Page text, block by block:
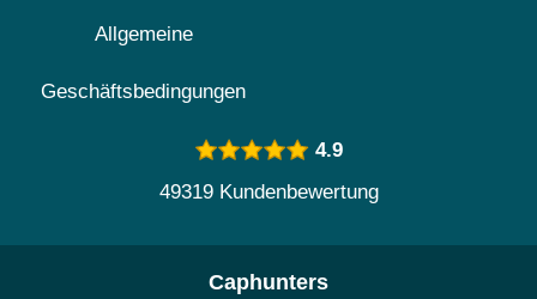
Allgemeine
Geschäftsbedingungen
4.9
49319 Kundenbewertung
Caphunters